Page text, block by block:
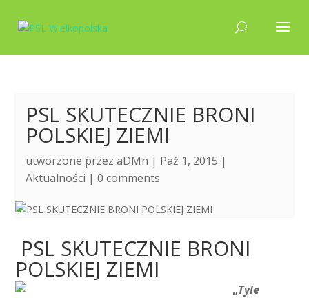
PSL SKUTECZNIE BRONI
POLSKIEJ ZIEMI
utworzone przezaDMn | Paź 1, 2015 |
Aktualności |0 comments
PSL SKUTECZNIE BRONI
POLSKIEJ ZIEMI
„Tyle